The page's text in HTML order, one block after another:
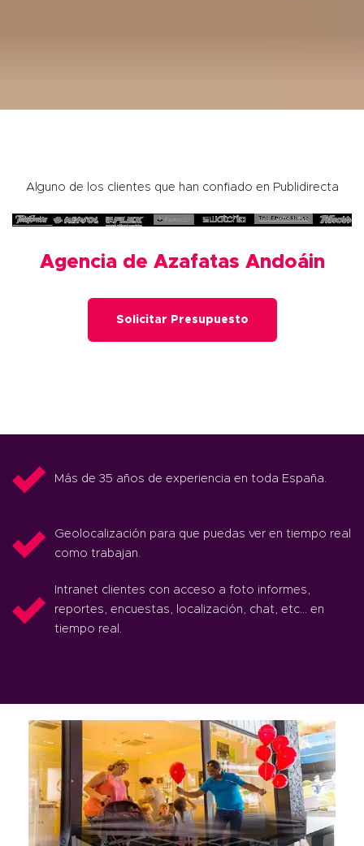
Alguno de los clientes que han confiado en Publidirecta
Agencia de Azafatas Andoáin
Solicitar Presupuesto
Más de 35 años de experiencia en toda España.
Geolocalización para que puedas ver en tiempo real
como trabajan.
Intranet clientes con acceso a foto informes,
reportes, encuestas, localización, chat, etc… en
tiempo real.